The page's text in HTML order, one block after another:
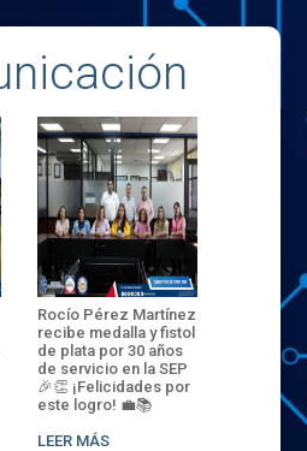
Rocío Pérez Martínez
recibe medalla y fistol
de plata por 30 años
de servicio en la SEP
🎉👏 ¡Felicidades por
este logro! 💼📚
LEER MÁS
ENECB-
del
batalla.
32
sede